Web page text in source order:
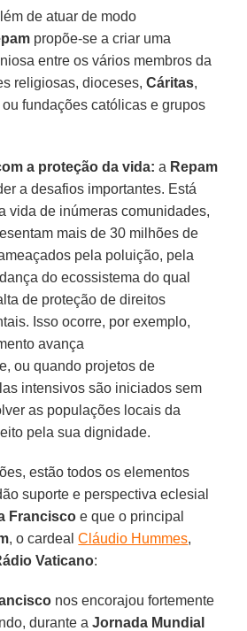
de atuar de modo
propõe-se a criar uma
entre os vários membros da
religiosas, dioceses,Cáritas,
fundações católicas e grupos
a proteção da vida: a Repam
a desafios importantes. Está
vida de inúmeras comunidades,
mais de 30 milhões de
pela poluição, pela
do ecossistema do qual
de proteção de direitos
Isso ocorre, por exemplo,
avança
ou quando projetos de
intensivos são iniciados sem
as populações locais da
pela sua dignidade.
estão todos os elementos
suporte e perspectiva eclesial
Francisco e que o principal
, o cardealCláudio Hummes,
Vaticano:
nos encorajou fortemente
durante aJornada Mundial